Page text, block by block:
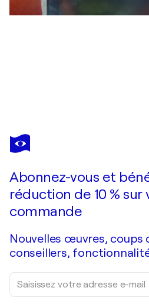
NAZAR SYMOTIUK
In the garden
Abonnez-vous et
réduction de 10 %
commande
Nouvelles œuvres,
conseillers,